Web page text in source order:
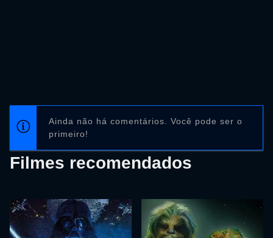
Ainda não há comentários. Você pode ser o
primeiro!
Filmes recomendados